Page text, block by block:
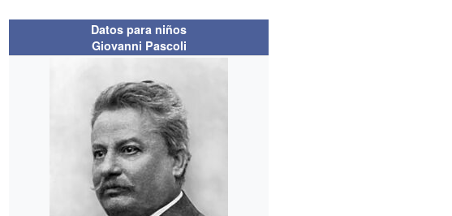
Datos para niños
Giovanni Pascoli